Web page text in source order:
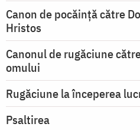
Canon de pocăință către
Hristos
Canonul de rugăciune
omului
Rugăciune la începerea
Psaltirea